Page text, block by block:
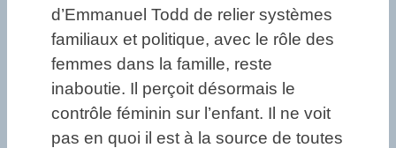
d’Emmanuel Todd de relier systèmes
familiaux et politique, avec le rôle des
femmes dans la famille, reste
inaboutie. Il perçoit désormais le
contrôle féminin sur l’enfant. Il ne voit
pas en quoi il est à la source de toutes